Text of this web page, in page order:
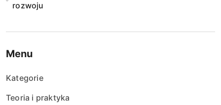
rozwoju
Menu
Kategorie
Teoria i praktyka